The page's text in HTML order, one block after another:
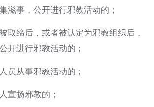
滋事，公开进行邪教活动的；
取缔后，或者被认定为邪教组织后，
开进行邪教活动的；
员从事邪教活动的；
宣扬邪教的；